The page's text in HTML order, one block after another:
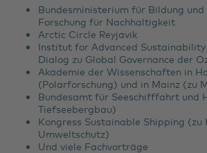
Bundesministerium für Bildung und
Forschung für Nachhaltigkeit
Arctic Circle Reyjavik
Institut for Advanced
Dialog zu Global Governance der
Akademie der Wissenschaften in
(Polarforschung) und in Mainz (zu
Bundesamt für Seeschifffahrt und
Tiefseebergbau)
Kongress Sustainable Shipping (zu
Umweltschutz)
Und viele Fachvorträge